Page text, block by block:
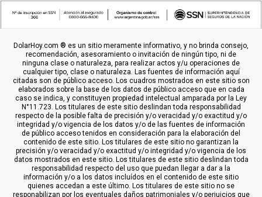
DolarHoy.com ® es un sitio meramente informativo, y no brinda consejo,
recomendación, asesoramiento o invitación de ningún tipo, ni de
ninguna clase o naturaleza, para realizar actos y/u operaciones de
cualquier tipo, clase o naturaleza. Las fuentes de información aquí
citadas son de público acceso. Los cuadros mostrados en este sitio son
elaborados sobre la base de los datos de público acceso que en cada
caso se indica, y constituyen propiedad intelectual amparada por la Ley
N°11.723. Los titulares de este sitio deslindan toda responsabilidad
respecto de la posible falta de precisión y/o veracidad y/o exactitud y/o
integridad y/o vigencia de los datos y/o de las fuentes de información
de público acceso tenidos en consideración para la elaboración del
contenido de este sitio. Los titulares de este sitio no garantizan la
precisión y/o veracidad y/o exactitud y/o integridad y/o vigencia de los
datos mostrados en este sitio. Los titulares de este sitio deslindan toda
responsabilidad respecto del uso que puedan llegar a dar a la
información y/o a los datos incluídos en el contenido de este sitio
quienes accedan a este último. Los titulares de este sitio no se
responabilizan por los eventuales daños patrimoniales y/o perjuicios que